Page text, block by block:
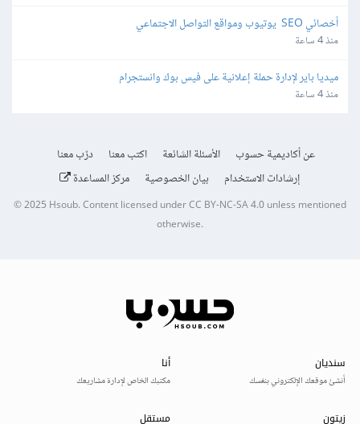
أخصائي SEO  يوتيوب ومواقع التواصل الاجتماعي
منذ 4 ساعة
ميديا باير لإدارة حملة إعلانية على فيس بوك وانستجرام
منذ 4 ساعة
عن أكاديمية حسوب الأسئلة الشائعة اكتب معنا
درّب معنا
إرشادات الاستخدام
بيان الخصوصية مركز المساعدة
© 2025 Hsoub.Content licensed underCC BY-NC-SA 4.0unless mentioned
otherwise.